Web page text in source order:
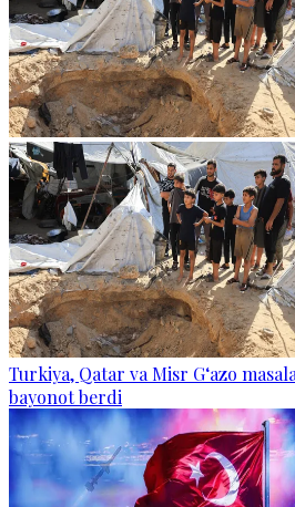
Turkiya, Qatar va Misr G‘azo
bayonot berdi